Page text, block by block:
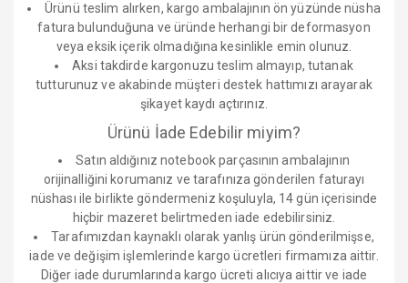
Ürünü teslim alırken, kargo ambalajının ön yüzünde nüsha
fatura bulunduğuna ve üründe herhangi bir deformasyon
veya eksik içerik olmadığına kesinlikle emin olunuz.
Aksi takdirde kargonuzu teslim almayıp, tutanak
tutturunuz ve akabinde müşteri destek hattımızı arayarak
şikayet kaydı açtırınız.
Ürünü İade Edebilir miyim?
Satın aldığınız notebook parçasının ambalajının
orijinalliğini korumanız ve tarafınıza gönderilen faturayı
nüshası ile birlikte göndermeniz koşuluyla, 14 gün içerisinde
hiçbir mazeret belirtmeden iade edebilirsiniz.
Tarafımızdan kaynaklı olarak yanlış ürün gönderilmişse,
iade ve değişim işlemlerinde kargo ücretleri firmamıza aittir.
Diğer iade durumlarında kargo ücreti alıcıya aittir ve iade